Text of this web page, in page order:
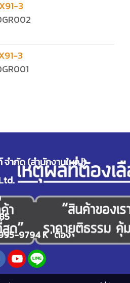
3
3
จำกัด (สำนักงานใหญ่)
9794K ' ต้อง